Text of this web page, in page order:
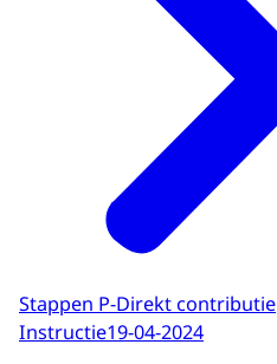
Stappen P-Direkt contributie
Instructie19-04-2024